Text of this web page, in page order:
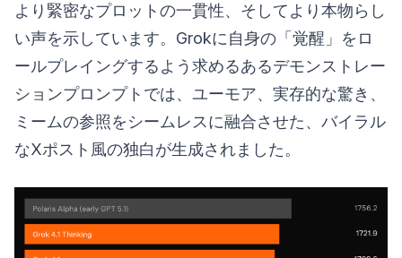
より緊密なプロットの一貫性、そしてより本物らし
い声を示しています。Grokに自身の「覚醒」をロ
ールプレイングするよう求めるあるデモンストレー
ションプロンプトでは、ユーモア、実存的な驚き、
ミームの参照をシームレスに融合させた、バイラル
なXポスト風の独白が生成されました。